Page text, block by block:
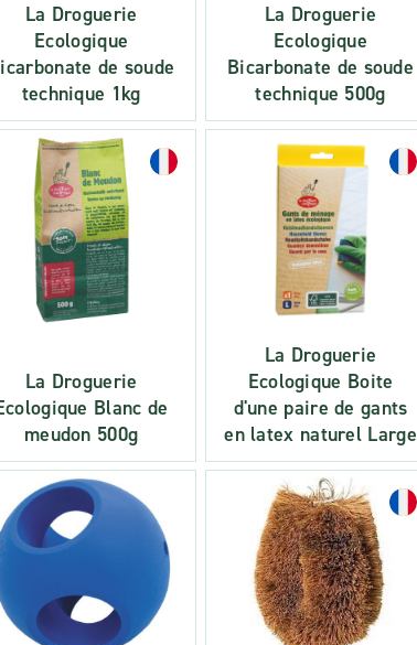
La Droguerie
Ecologique
de soude
technique 1kg
La Droguerie
Ecologique
Bicarbonate de soude
technique 500g
La Droguerie
Blanc de
meudon 500g
La Droguerie
Ecologique Boite
d'une paire de gants
en latex naturel Large